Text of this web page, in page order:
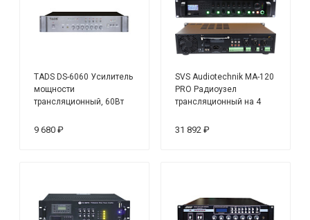
TADS DS-6060 Усилитель
мощности
трансляционный, 60Вт
9 680 ₽
SVS Audiotechnik MA-120
PRO Радиоузел
трансляционный на 4
Вт
31 892 ₽